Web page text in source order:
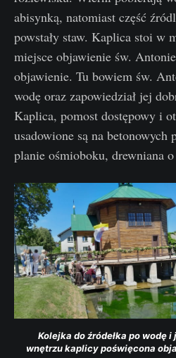
abisynką, natomiast część
powstały staw. Kaplica stoi w
miejsce objawienie św.
objawienie. Tu bowiem św.
wodę oraz zapowiedział jej
Kaplica, pomost dostępowy i
usadowione są na betonowych
planie ośmioboku, drewniana
Kolejka do źródełka po wodę
wnętrzu kaplicy poświęcona